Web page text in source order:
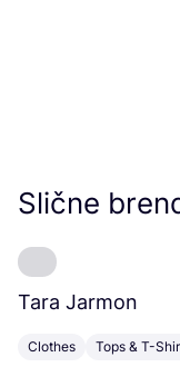
Slične
Tara Jarmon
Clothes Tops & T-